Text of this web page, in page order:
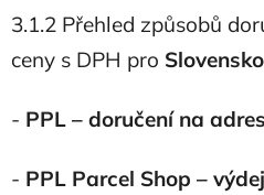
3.1.2 Přehled způsobů
ceny s DPH pro
- PPL – doručení na
- PPL Parcel Shop –